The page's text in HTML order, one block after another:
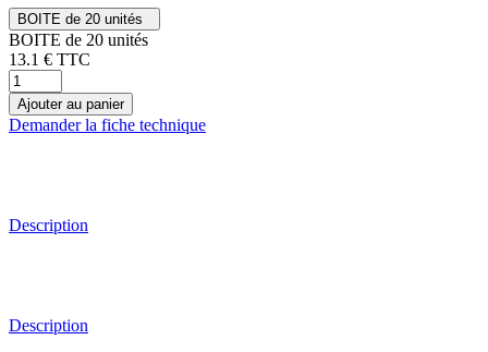
BOITE de 20 unités
BOITE de 20 unités
13.1 € TTC
Ajouter au panier
Demander la fiche technique
Description
Description